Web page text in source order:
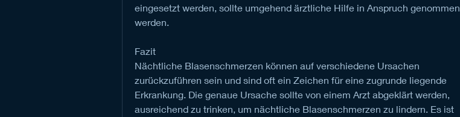
eingesetzt werden, sollte umgehend ärztliche Hilfe in Anspruch genommen
werden.
Fazit
Nächtliche Blasenschmerzen können auf verschiedene Ursachen
zurückzuführen sein und sind oft ein Zeichen für eine zugrunde liegende
Erkrankung. Die genaue Ursache sollte von einem Arzt abgeklärt werden,
ausreichend zu trinken, um nächtliche Blasenschmerzen zu lindern. Es ist